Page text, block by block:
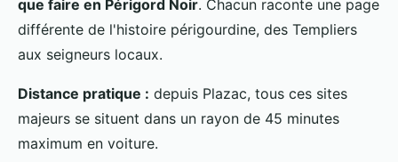
que faire en Périgord Noir. Chacun raconte une page
différente de l'histoire périgourdine, des Templiers
aux seigneurs locaux.
Distance pratique : depuis Plazac, tous ces sites
majeurs se situent dans un rayon de 45 minutes
maximum en voiture.